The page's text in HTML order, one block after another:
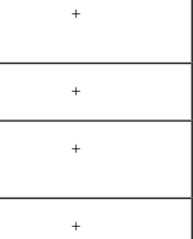
+
+
+
+